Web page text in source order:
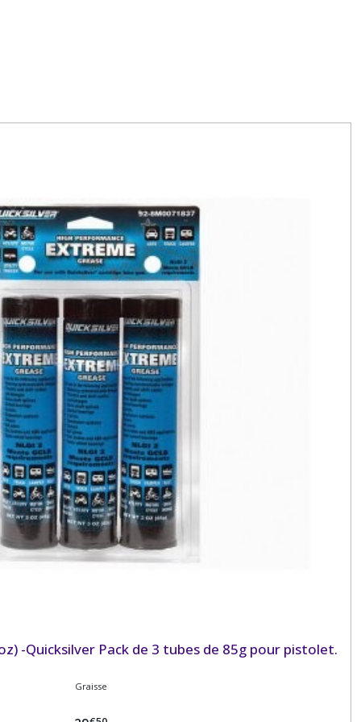
-Quicksilver Pack de 3 tubes de 85g pour pistolet.
Graisse